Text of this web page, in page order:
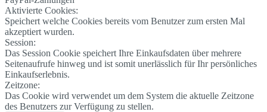
Aktivierte Cookies:
Speichert welche Cookies bereits vom Benutzer zum ersten Mal
akzeptiert wurden.
Session:
Das Session Cookie speichert Ihre Einkaufsdaten über mehrere
Seitenaufrufe hinweg und ist somit unerlässlich für Ihr persönliches
Einkaufserlebnis.
Zeitzone:
Das Cookie wird verwendet um dem System die aktuelle Zeitzone
des Benutzers zur Verfügung zu stellen.